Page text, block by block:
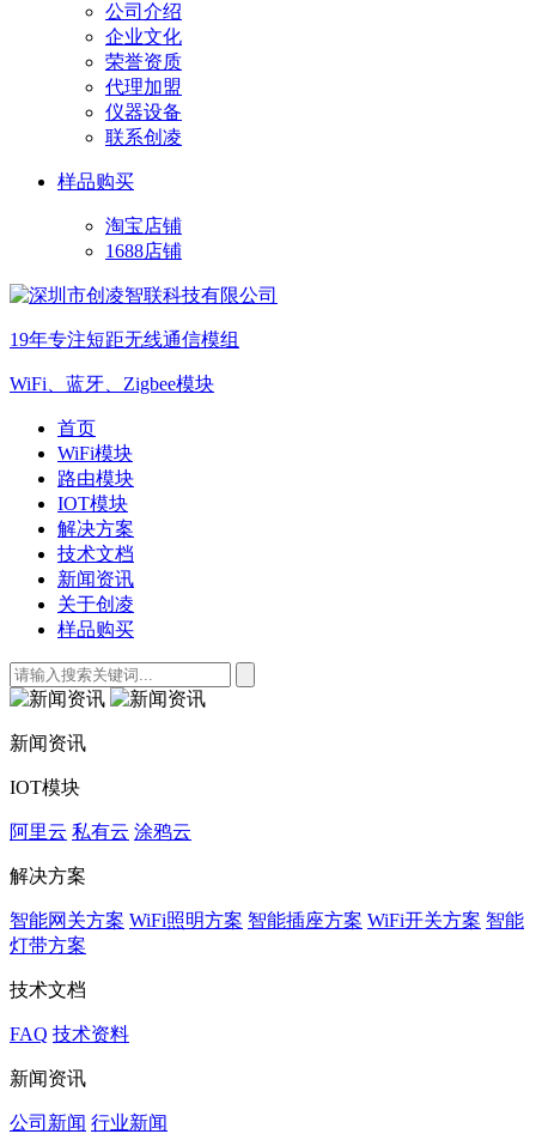
公司介绍
企业文化
荣誉资质
代理加盟
仪器设备
联系创凌
样品购买
淘宝店铺
1688店铺
19年专注短距无线通信模组
WiFi、蓝牙、Zigbee模块
首页
WiFi模块
路由模块
IOT模块
解决方案
技术文档
新闻资讯
关于创凌
样品购买
新闻资讯
IOT模块
阿里云 私有云 涂鸦云
解决方案
智能网关方案 WiFi照明方案 智能插座方案 WiFi开关方案 智能
灯带方案
技术文档
FAQ 技术资料
新闻资讯
公司新闻 行业新闻